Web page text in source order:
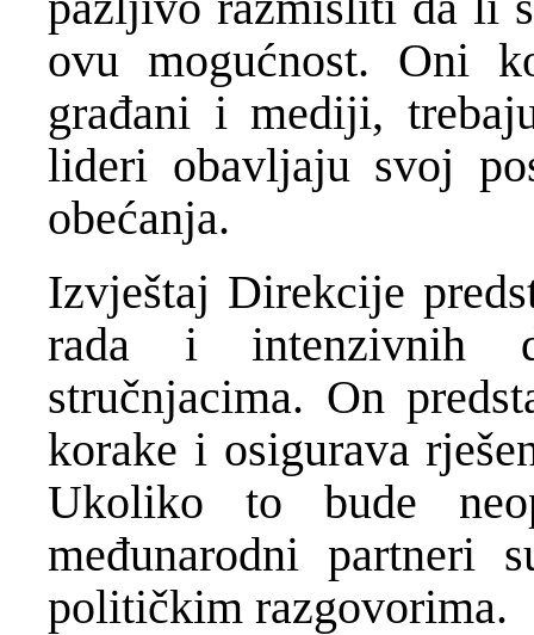
ovu mogućnost. Oni
građani i mediji,
lideri obavljaju svoj
obećanja.
Izvještaj Direkcije
rada i intenzivnih
stručnjacima. On
korake i osigurava
Ukoliko to bude
međunarodni partneri
političkim razgovorima.